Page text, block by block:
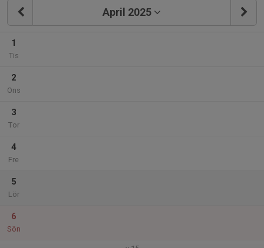
April 2025
1
Tis
2
Ons
3
Tor
4
Fre
5
Lör
6
Sön